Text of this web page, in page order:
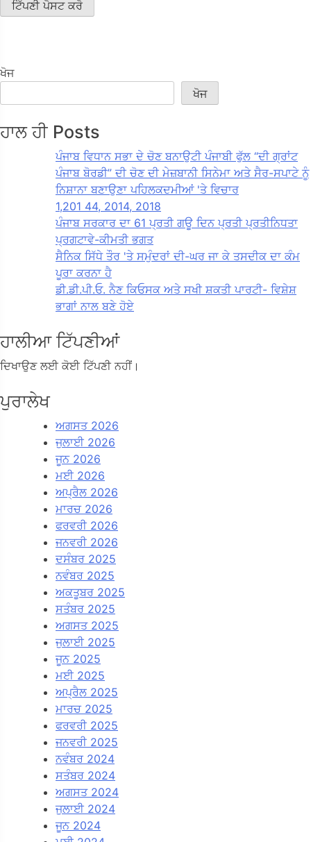
ਖੋਜ
ਖੋਜ
ਹਾਲ ਹੀ Posts
ਪੰਜਾਬ ਵਿਧਾਨ ਸਭਾ ਦੇ ਚੋਣ ਬਨਾਉਟੀ ਪੰਜਾਬੀ ਫੁੱਲ “ਦੀ ਗ੍ਰਾਂਟ
ਪੰਜਾਬ ਬੋਰਡੀ” ਦੀ ਚੋਣ ਦੀ ਮੇਜ਼ਬਾਨੀ ਸਿਨੇਮਾ ਅਤੇ ਸੈਰ-ਸਪਾਟੇ ਨੂੰ
ਨਿਸ਼ਾਨਾ ਬਣਾਉਣਾ ਪਹਿਲਕਦਮੀਆਂ 'ਤੇ ਵਿਚਾਰ
1,201 44, 2014, 2018
ਪੰਜਾਬ ਸਰਕਾਰ ਦਾ 61 ਪ੍ਰਤੀ ਗਊ ਦਿਨ ਪ੍ਰਤੀ ਪ੍ਰਤੀਨਿਧਤਾ
ਪ੍ਰਗਟਾਵੇ-ਕੀਮਤੀ ਭਗਤ
ਸੈਨਿਕ ਸਿੱਧੇ ਤੌਰ 'ਤੇ ਸਮੁੰਦਰਾਂ ਦੀ-ਘਰ ਜਾ ਕੇ ਤਸਦੀਕ ਦਾ ਕੰਮ
ਪੂਰਾ ਕਰਨਾ ਹੈ
ਡੀ.ਡੀ.ਪੀ.ਓ. ਨੈਣ ਕਿਓਸਕ ਅਤੇ ਸਖੀ ਸ਼ਕਤੀ ਪਾਰਟੀ- ਵਿਸ਼ੇਸ਼
ਭਾਗਾਂ ਨਾਲ ਬਣੇ ਹੋਏ
ਹਾਲੀਆ ਟਿੱਪਣੀਆਂ
ਦਿਖਾਉਣ ਲਈ ਕੋਈ ਟਿੱਪਣੀ ਨਹੀਂ।
ਪੁਰਾਲੇਖ
ਅਗਸਤ 2026
ਜੁਲਾਈ 2026
ਜੂਨ 2026
ਮਈ 2026
ਅਪ੍ਰੈਲ 2026
ਮਾਰਚ 2026
ਫਰਵਰੀ 2026
ਜਨਵਰੀ 2026
ਦਸੰਬਰ 2025
ਨਵੰਬਰ 2025
ਅਕਤੂਬਰ 2025
ਸਤੰਬਰ 2025
ਅਗਸਤ 2025
ਜੁਲਾਈ 2025
ਜੂਨ 2025
ਮਈ 2025
ਅਪ੍ਰੈਲ 2025
ਮਾਰਚ 2025
ਫਰਵਰੀ 2025
ਜਨਵਰੀ 2025
ਨਵੰਬਰ 2024
ਸਤੰਬਰ 2024
ਅਗਸਤ 2024
ਜੁਲਾਈ 2024
ਜੂਨ 2024